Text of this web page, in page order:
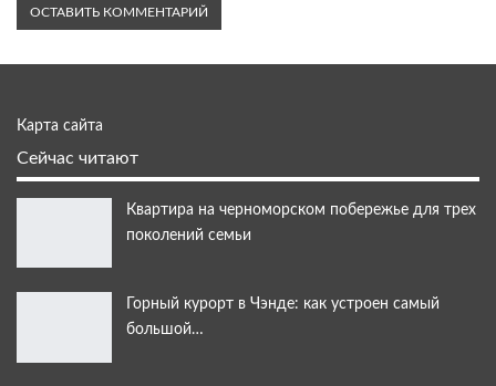
Карта сайта
Сейчас читают
Квартира на черноморском побережье для трех
поколений семьи
Горный курорт в Чэнде: как устроен самый
большой…